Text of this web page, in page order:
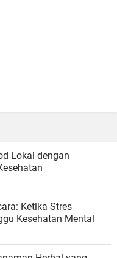
Lokal dengan
Ketika Stres
Kesehatan Mental